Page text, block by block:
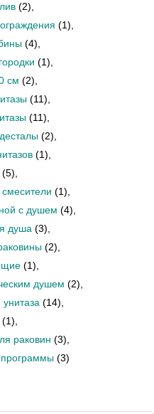
(2)
(1)
(4)
(1)
см (2)
(11)
(11)
(2)
(1)
(5)
(1)
с душем (4)
душа (3)
(2)
(1)
душем (2)
(14)
(1)
раковин (3)
(3)